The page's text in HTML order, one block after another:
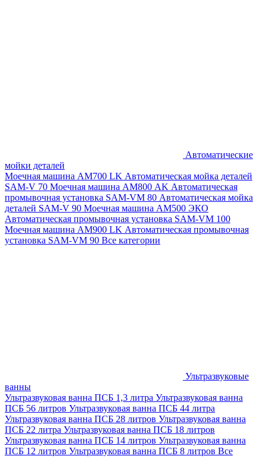
Автоматические
мойки деталей
Моечная машина AM700 LK Автоматическая мойка деталей
SAM-V 70 Моечная машина АМ800 AK Автоматическая
промывочная установка SAM-VM 80 Автоматическая мойка
деталей SAM-V 90 Моечная машина АМ500 ЭКО
Автоматическая промывочная установка SAM-VM 100
Моечная машина AM900 LK Автоматическая промывочная
установка SAM-VM 90 Все категории
Ультразвуковые
ванны
Ультразвуковая ванна ПСБ 1,3 литра Ультразвуковая ванна
ПСБ 56 литров Ультразвуковая ванна ПСБ 44 литра
Ультразвуковая ванна ПСБ 28 литров Ультразвуковая ванна
ПСБ 22 литра Ультразвуковая ванна ПСБ 18 литров
Ультразвуковая ванна ПСБ 14 литров Ультразвуковая ванна
ПСБ 12 литров Ультразвуковая ванна ПСБ 8 литров Все